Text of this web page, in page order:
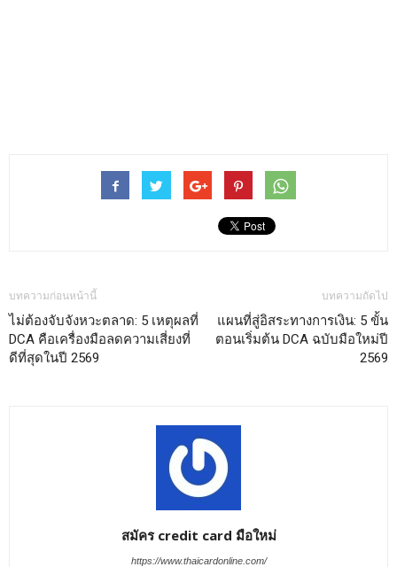
บทความก่อนหน้านี้
ไม่ต้องจับจังหวะตลาด: 5 เหตุผลที่
DCA คือเครื่องมือลดความเสี่ยงที่
ดีที่สุดในปี 2569
บทความถัดไป
แผนที่สู่อิสระทางการเงิน: 5 ขั้น
ตอนเริ่มต้น DCA ฉบับมือใหม่ปี
2569
สมัคร credit card มือใหม่
https://www.thaicardonline.com/